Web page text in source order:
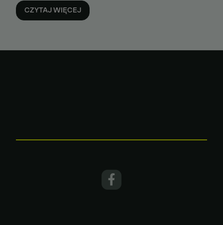
CZYTAJ WIĘCEJ